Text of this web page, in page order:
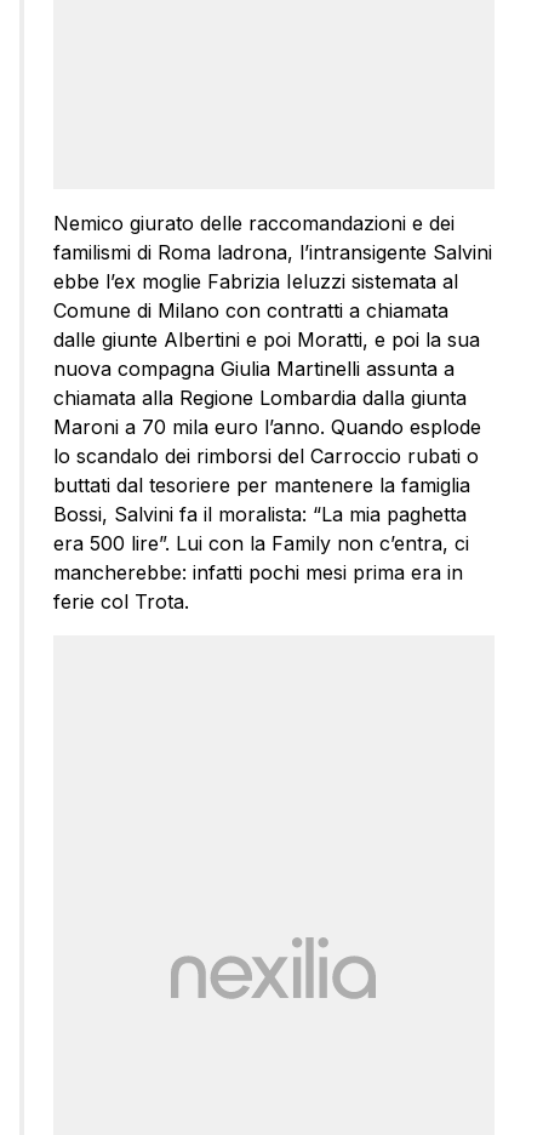
Nemico giurato delle raccomandazioni e dei
familismi di Roma ladrona, l’intransigente Salvini
ebbe l’ex moglie Fabrizia Ieluzzi sistemata al
Comune di Milano con contratti a chiamata
dalle giunte Albertini e poi Moratti, e poi la sua
nuova compagna Giulia Martinelli assunta a
chiamata alla Regione Lombardia dalla giunta
Maroni a 70 mila euro l’anno. Quando esplode
lo scandalo dei rimborsi del Carroccio rubati o
buttati dal tesoriere per mantenere la famiglia
Bossi, Salvini fa il moralista: “La mia paghetta
era 500 lire”. Lui con la Family non c’entra, ci
mancherebbe: infatti pochi mesi prima era in
ferie col Trota.